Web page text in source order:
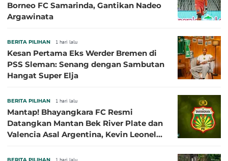
Borneo FC Samarinda, Gantikan Nadeo
Argawinata
BERITA PILIHAN 1 hari lalu
Kesan Pertama Eks Werder Bremen di
PSS Sleman: Senang dengan Sambutan
Hangat Super Elja
BERITA PILIHAN 1 hari lalu
Mantap! Bhayangkara FC Resmi
Datangkan Mantan Bek River Plate dan
Valencia Asal Argentina, Kevin Leonel